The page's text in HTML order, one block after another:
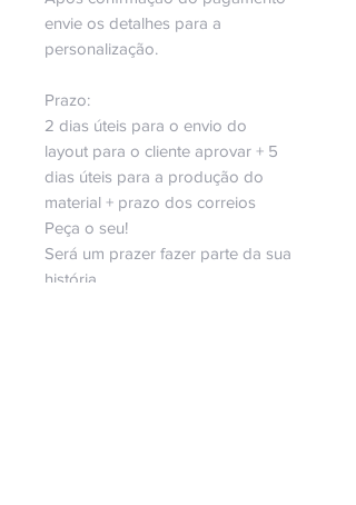
envie os detalhes para a
personalização.
Prazo:
2 dias úteis para o envio do
layout para o cliente aprovar + 5
dias úteis para a produção do
material + prazo dos correios
Peça o seu!
Será um prazer fazer parte da sua
história